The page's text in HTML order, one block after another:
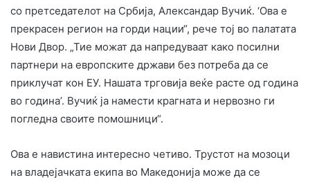
со претседателот на Србија, Александар Вучиќ. ‘Ова е
прекрасен регион на горди нации“, рече тој во палатата
Нови Двор. „Тие можат да напредуваат како посилни
партнери на европските држави без потреба да се
приклучат кон ЕУ. Нашата трговија веќе расте од година
во година’. Вучиќ ја намести крагната и нервозно ги
погледна своите помошници“.
Ова е навистина интересно четиво. Трустот на мозоци
на владејачката екипа во Македонија може да се